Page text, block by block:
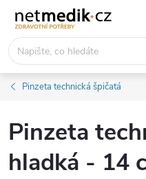
obsah
Pinzeta technická špičatá
Pinzeta
hladká - 14